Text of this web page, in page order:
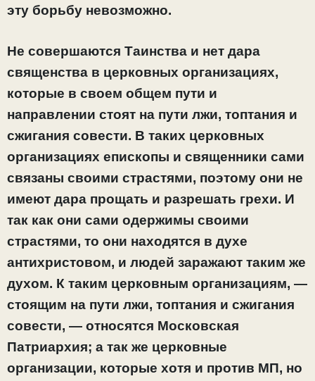
эту борьбу невозможно.
Не совершаются Таинства и нет дара
священства в церковных организациях,
которые в своем общем пути и
направлении стоят на пути лжи, топтания и
сжигания совести. В таких церковных
организациях епископы и священники сами
связаны своими страстями, поэтому они не
имеют дара прощать и разрешать грехи. И
так как они сами одержимы своими
страстями, то они находятся в духе
антихристовом, и людей заражают таким же
духом. К таким церковным организациям, —
стоящим на пути лжи, топтания и сжигания
совести, — относятся Московская
Патриархия; а так же церковные
организации, которые хотя и против МП, но